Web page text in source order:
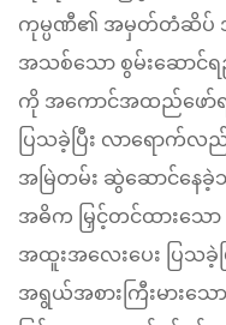
ကုမ္ပဏီ၏ အမှတ်တံဆိပ်
အသစ်သော စွမ်းဆောင်
ကို အကောင်အထည်ဖော်ရန်
ပြသခဲ့ပြီး လာရောက်
အမြဲတမ်း ဆွဲဆောင်နေ
အဓိက မြှင့်တင်ထားသော အ
အထူးအလေးပေး ပြသခဲ့
အရွယ်အစားကြီးမားသေ